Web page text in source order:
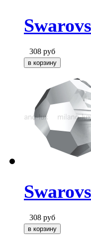
308 руб
308 руб